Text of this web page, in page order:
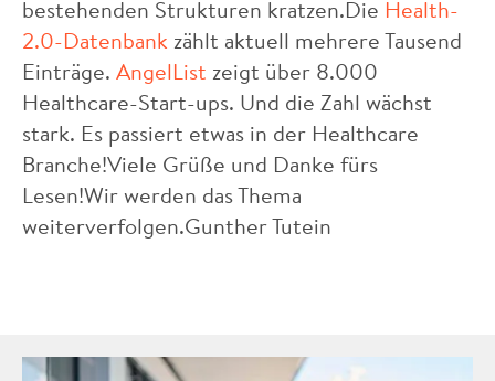
bestehenden Strukturen kratzen.Die Health-
2.0-Datenbank zählt aktuell mehrere Tausend
Einträge. AngelList zeigt über 8.000
Healthcare-Start-ups. Und die Zahl wächst
stark. Es passiert etwas in der Healthcare
Branche!Viele Grüße und Danke fürs
Lesen!Wir werden das Thema
weiterverfolgen.Gunther Tutein